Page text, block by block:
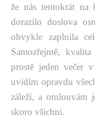
že nás tentokrát na
dorazilo doslova
obvykle zaplnila
Samozřejmě,
prostě jeden večer
uvidím opravdu
záleží, a
skoro všichni.